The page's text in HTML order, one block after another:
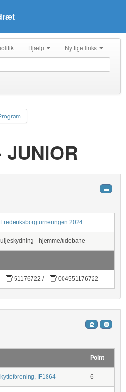
Hjælp Nyttige links
JUNIOR
2024
- hjemme/udebane
51176722 / 004551176722
Point
IF1864 6